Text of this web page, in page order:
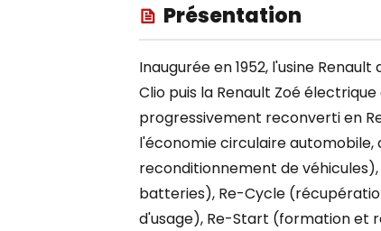
Présentation
Inaugurée en 1952, l'usine
Clio puis la Renault Zoé
progressivement reconverti en
l'économie circulaire
reconditionnement de
batteries), Re-Cycle
d'usage), Re-Start (formation et